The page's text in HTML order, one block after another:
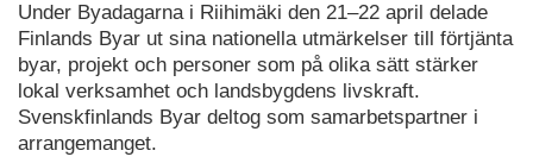
Under Byadagarna i Riihimäki den 21–22 april delade
Finlands Byar ut sina nationella utmärkelser till förtjänta
byar, projekt och personer som på olika sätt stärker
lokal verksamhet och landsbygdens livskraft.
Svenskfinlands Byar deltog som samarbetspartner i
arrangemanget.